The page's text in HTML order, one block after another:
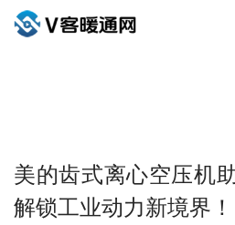
美的齿式离心空压机
解锁工业动力新境界！